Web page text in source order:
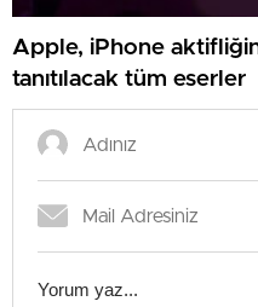
Apple, iPhone
tanıtılacak tüm eserler